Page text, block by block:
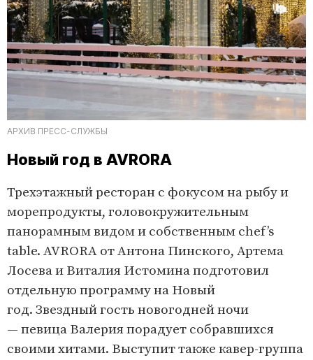
АРХИВ ПРЕСС-СЛУЖБЫ
Новый год в AVRORA
Трехэтажный ресторан с фокусом на рыбу и
морепродукты, головокружительным
панорамным видом и собственным chef’s
table. AVRORA от Антона Пинского, Артема
Лосева и Виталия Истомина подготовил
отдельную программу на Новый
год. Звездный гость новогодней ночи
— певица Валерия порадует собравшихся
своими хитами. Выступит также кавер-группа